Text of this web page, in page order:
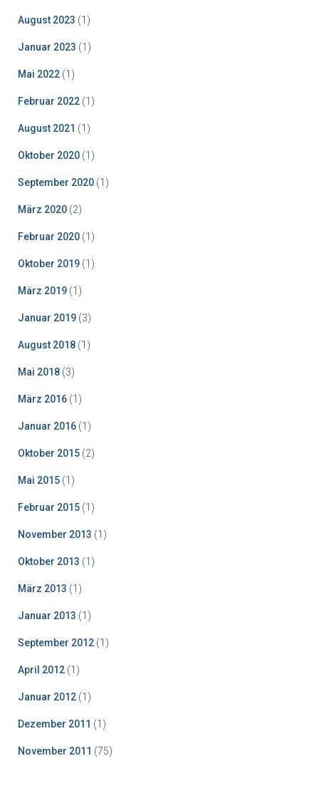
August 2023 (1)
Januar 2023 (1)
Mai 2022 (1)
Februar 2022 (1)
August 2021 (1)
Oktober 2020 (1)
September 2020 (1)
März 2020 (2)
Februar 2020 (1)
Oktober 2019 (1)
März 2019 (1)
Januar 2019 (3)
August 2018 (1)
Mai 2018 (3)
März 2016 (1)
Januar 2016 (1)
Oktober 2015 (2)
Mai 2015 (1)
Februar 2015 (1)
November 2013 (1)
Oktober 2013 (1)
März 2013 (1)
Januar 2013 (1)
September 2012 (1)
April 2012 (1)
Januar 2012 (1)
Dezember 2011 (1)
November 2011 (75)